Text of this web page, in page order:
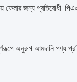
ফেলার জন্য প্রতিরোধী;
অনুরূপ আমদানি পণ্য